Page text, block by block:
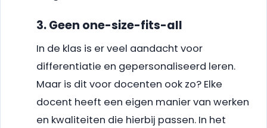
3. Geen one-size-fits-all
In de klas is er veel aandacht voor
differentiatie en gepersonaliseerd leren.
Maar is dit voor docenten ook zo? Elke
docent heeft een eigen manier van werken
en kwaliteiten die hierbij passen. In het